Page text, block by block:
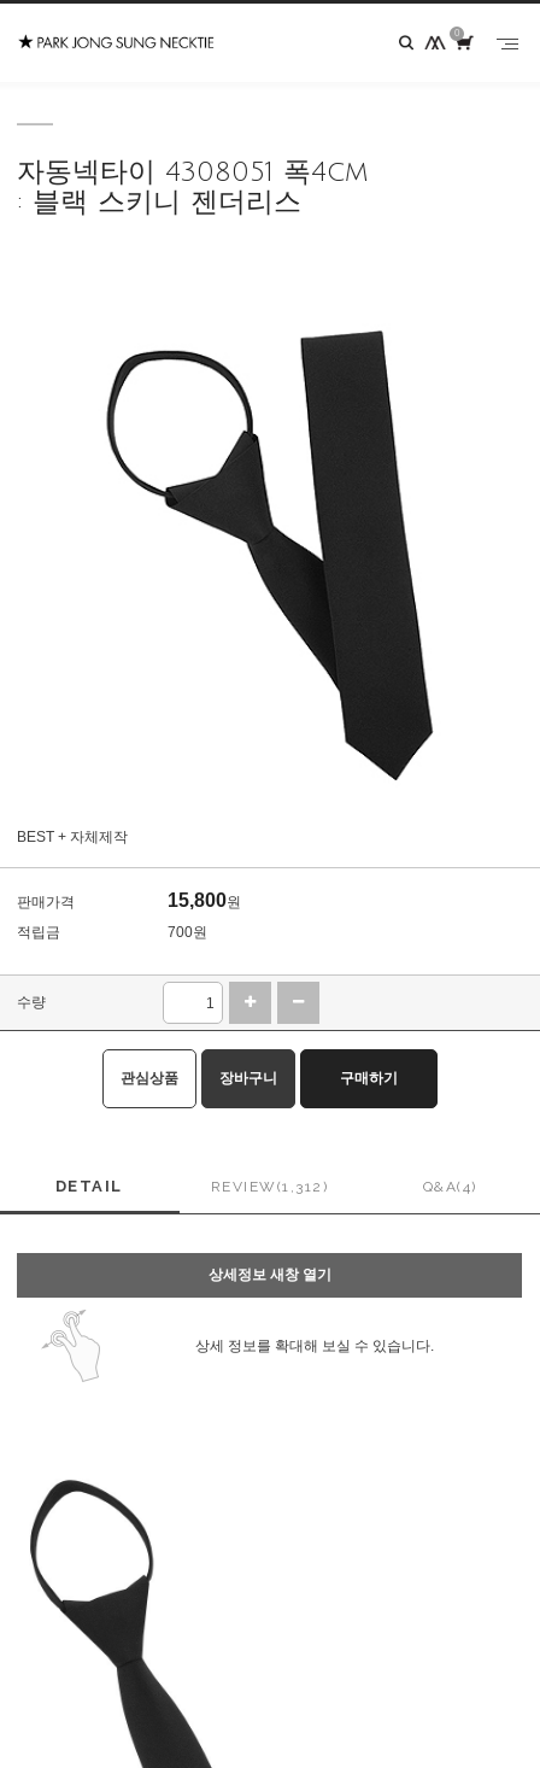
0
자동넥타이 4308051 폭4cm
: 블랙 스키니 젠더리스
BEST + 자체제작
판매가격 15,800원
적립금
700원
수량
관심상품 장바구니 구매하기
DETAIL REVIEW(1,312) Q&A(4)
상세정보 새창 열기
상세 정보를 확대해 보실 수 있습니다.